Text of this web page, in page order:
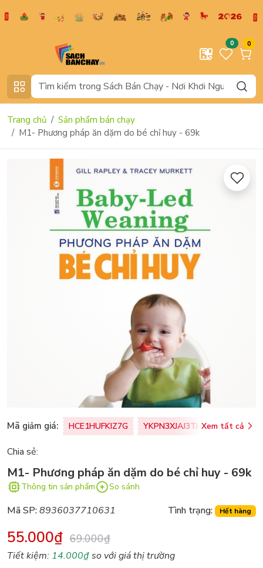
0 0
Trang chủ
Sản phẩm bán chạy
M1- Phương pháp ăn dặm do bé chỉ huy - 69k
Mã giảm giá: HCE1HUFKIZ7G YKPN3XJAJ3TJ Xem tất cả
Chia sẻ:
M1- Phương pháp ăn dặm do bé chỉ huy - 69k
Thông tin sản phẩm So sánh
Mã SP:8936037710631 Tình trạng: Hết hàng
55.000₫ 69.000₫
Tiết kiệm: 14.000₫so với giá thị trường